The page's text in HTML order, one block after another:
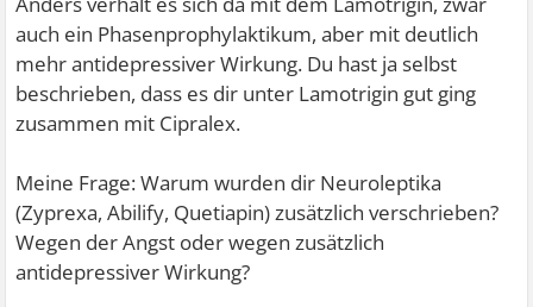
auch ein Phasenprophylaktikum, aber mit deutlich
mehr antidepressiver Wirkung. Du hast ja selbst
beschrieben, dass es dir unter Lamotrigin gut ging
zusammen mit Cipralex.
Meine Frage: Warum wurden dir Neuroleptika
(Zyprexa, Abilify, Quetiapin) zusätzlich verschrieben?
Wegen der Angst oder wegen zusätzlich
antidepressiver Wirkung?